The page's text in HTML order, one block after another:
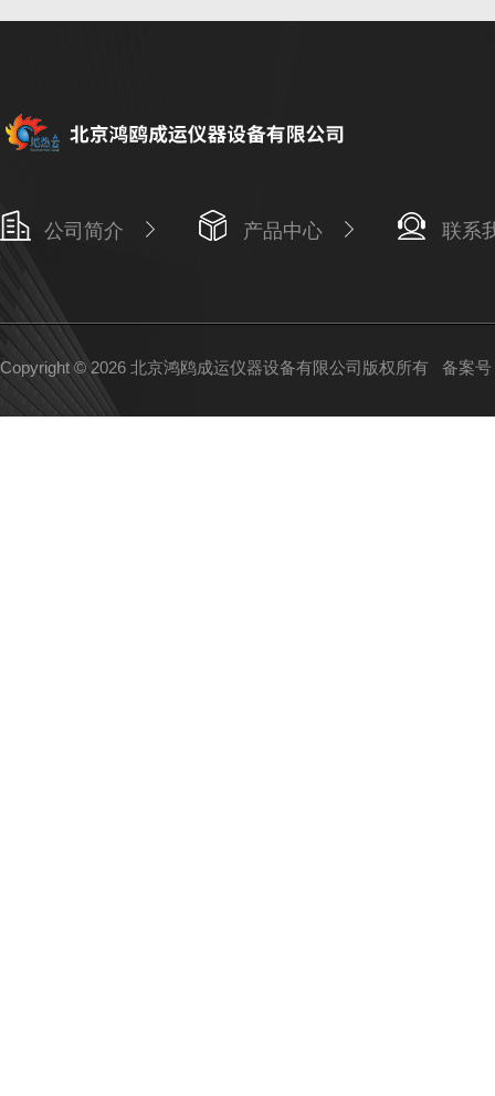
公司简介 产品中心 联系
Copyright © 2026 北京鸿鸥成运仪器设备有限公司版权所有 备案号